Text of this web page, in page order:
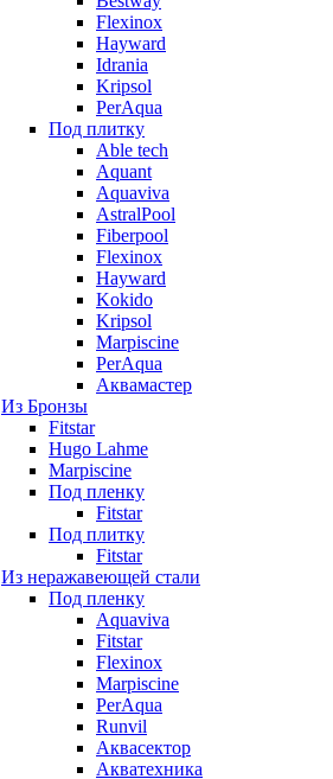
Flexinox
Hayward
Idrania
Kripsol
PerAqua
Под плитку
Able tech
Aquant
Aquaviva
AstralPool
Fiberpool
Flexinox
Hayward
Kokido
Kripsol
Marpiscine
PerAqua
Аквамастер
Из Бронзы
Fitstar
Hugo Lahme
Marpiscine
Под пленку
Fitstar
Под плитку
Fitstar
Из неражавеющей стали
Под пленку
Aquaviva
Fitstar
Flexinox
Marpiscine
PerAqua
Runvil
Аквасектор
Акватехника